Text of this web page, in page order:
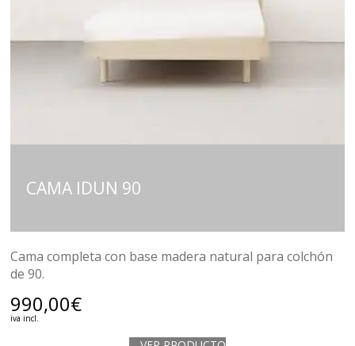
CAMA IDUN 90
Cama completa con base madera natural para colchón
de 90.
990,00€
iva incl.